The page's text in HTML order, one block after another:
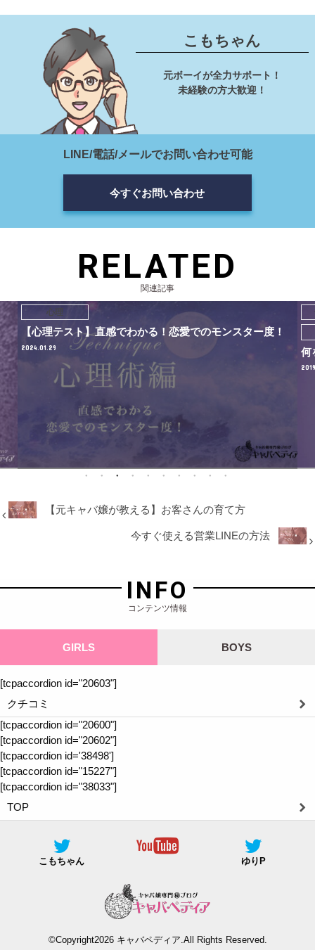
こもちゃん
元ボーイが全力サポート！
未経験の方大歓迎！
LINE/電話/メールでお問い合わせ可能
今すぐお問い合わせ
RELATED
関連記事
心理
【心理テスト】直感でわかる！恋愛でのモンスター度！
2024.01.29 何
【元キャバ嬢が教える】お客さんの育て方
今すぐ使える営業LINEの方法
INFO
コンテンツ情報
GIRLS BOYS
[tcpaccordion id="20603"]
クチコミ
[tcpaccordion id="20600"]
[tcpaccordion id="20602"]
[tcpaccordion id='38498']
[tcpaccordion id="15227"]
[tcpaccordion id="38033"]
TOP
こもちゃん ゆりP
©Copyright2026 キャバペディア.All Rights Reserved.